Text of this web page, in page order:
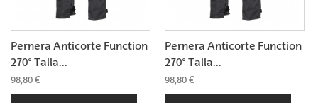
Pernera Anticorte Function
270° Talla...
98,80 €
Pernera Anticorte Function
270° Talla...
98,80 €